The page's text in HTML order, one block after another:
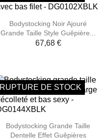
Bodystocking Noir Ajouré
Grande Taille Style Guêpière...
67,68 €
Bodystocking Grande Taille
Dentelle Effet Guêpières
RUPTURE DE STOCK